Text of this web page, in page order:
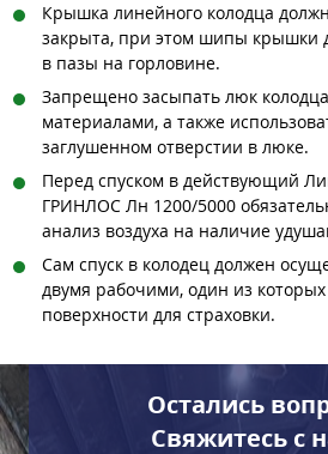
Крышка линейного колодца
закрыта, при этом шипы крышки
в пазы на горловине.
Запрещено засыпать люк
материалами, а также
заглушенном отверстии в люке.
Перед спуском в действующий
ГРИНЛОС Лн 1200/5000
анализ воздуха на наличие
Сам спуск в колодец должен
двумя рабочими, один из
поверхности для страховки.
Остались
Свяжитесь с